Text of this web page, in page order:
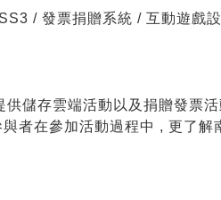
/ 發票捐贈系統 / 互動遊戲
儲存雲端活動以及捐贈發票
者在參加活動過程中 , 更了解